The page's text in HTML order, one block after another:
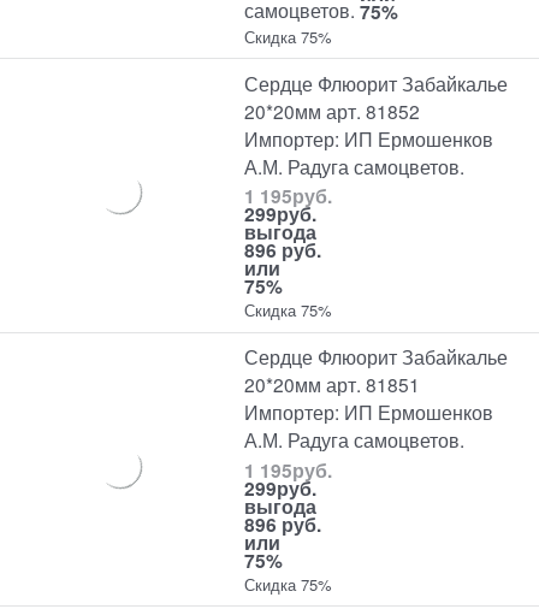
самоцветов. 75%
Скидка 75%
Сердце Флюорит Забайкалье
20*20мм арт. 81852
Импортер: ИП Ермошенков
А.М. Радуга самоцветов.
1 195руб.
299руб.
выгода
896 руб.
или
75%
Скидка 75%
Сердце Флюорит Забайкалье
20*20мм арт. 81851
Импортер: ИП Ермошенков
А.М. Радуга самоцветов.
1 195руб.
299руб.
выгода
896 руб.
или
75%
Скидка 75%